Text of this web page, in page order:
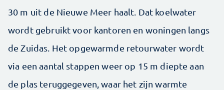
30 m uit de Nieuwe Meer haalt. Dat koelwater
wordt gebruikt voor kantoren en woningen langs
de Zuidas. Het opgewarmde retourwater wordt
via een aantal stappen weer op 15 m diepte aan
de plas teruggegeven, waar het zijn warmte